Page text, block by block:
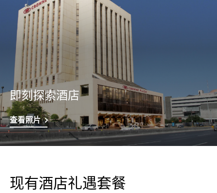
即刻探索酒店
查看照片
现有酒店礼遇套餐